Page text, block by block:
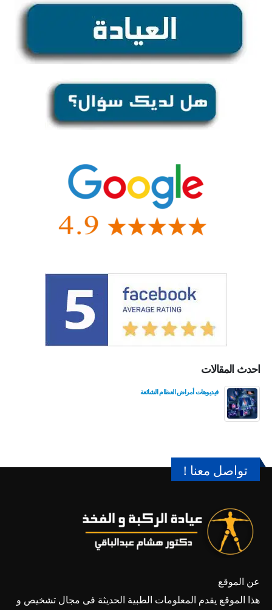
احدث المقالات
فيديوهات أمراض العظام الشائعة
تواصل معنا !
عن الموقع
هذا الموقع يقدم المعلومات الطبية الحديثة فى مجال تشخيص و